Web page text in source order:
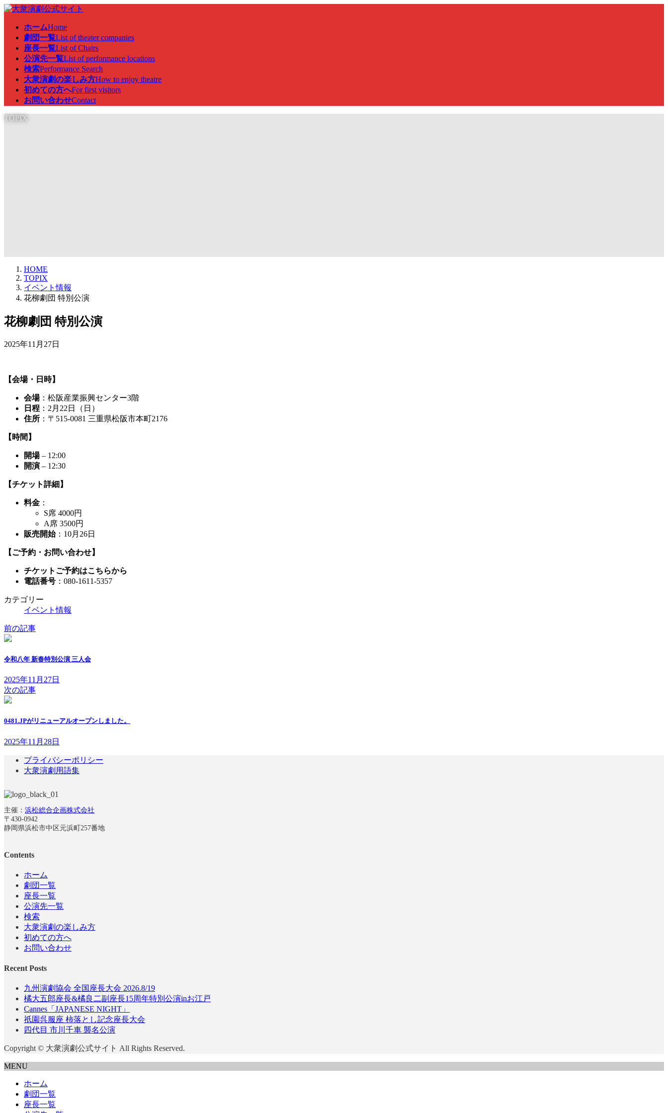
コ
ナ
ホームHome
劇団一覧List of theater companies
座長一覧List of Chairs
公演先一覧List of performance locations
検索Performance Search
大衆演劇の楽しみ方How to enjoy theatre
初めての方へFor first visitors
お問い合わせContact
TOPIX
HOME
TOPIX
イベント情報
花柳劇団 特別公演
花柳劇団 特別公演
2025年11月27日
【会場・日時】
会場：松阪産業振興センター3階
日程 ：2月22日（日）
住所 ：〒515-0081 三重県松阪市本町2176
【時間】
開場– 12:00
開演 – 12:30
【チケット詳細】
料金 ：
S席 4000円
A席 3500円
販売開始：10月26日
【ご予約・お問い合わせ】
チケットご予約はこちらから
電話番号 ：080-1611-5357
カテゴリー
イベント情報
前の記事
令和八年 新春特別公演 三人会
2025年11月27日
次の記事
0481.JPがリニューアルオープンしました。
2025年11月28日
プライバシーポリシー
大衆演劇用語集
主催： 浜松総合企画株式会社
〒430-0942
静岡県浜松市中区元浜町257番地
Contents
ホーム
劇団一覧
座長一覧
公演先一覧
検索
大衆演劇の楽しみ方
初めての方へ
お問い合わせ
Recent Posts
九州演劇協会 全国座長大会 2026.8/19
橘大五郎座長&橘良二副座長15周年特別公演inお江戸
Cannes「JAPANESE NIGHT」
祇園呉服座 柿落とし記念座長大会
四代目 市川千車 襲名公演
Copyright © 大衆演劇公式サイト All Rights Reserved.
MENU
ホーム
劇団一覧
座長一覧